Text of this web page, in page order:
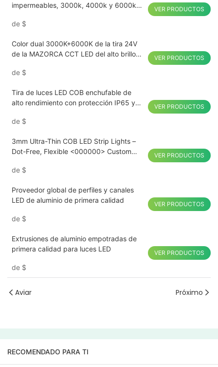
impermeables, 3000k, 4000k y 6000k,
de $
VER PRODUCTOS
Color dual 3000K+6000K de la tira 24V
de la MAZORCA CCT LED del alto brillo
iluminación comercial
de $
VER PRODUCTOS
Tira de luces LED COB enchufable de
alto rendimiento con protección IP65 y
de $
VER PRODUCTOS
3mm Ultra-Thin COB LED Strip Lights –
Dot-Free, Flexible <000000> Custom
de $
VER PRODUCTOS
Proveedor global de perfiles y canales
LED de aluminio de primera calidad
de $
VER PRODUCTOS
Extrusiones de aluminio empotradas de
primera calidad para luces LED
de $
VER PRODUCTOS
Aviar Próximo
RECOMENDADO PARA TI